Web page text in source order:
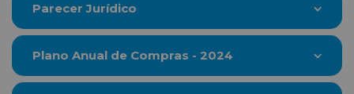
Parecer Jurídico
Plano Anual de Compras - 2024